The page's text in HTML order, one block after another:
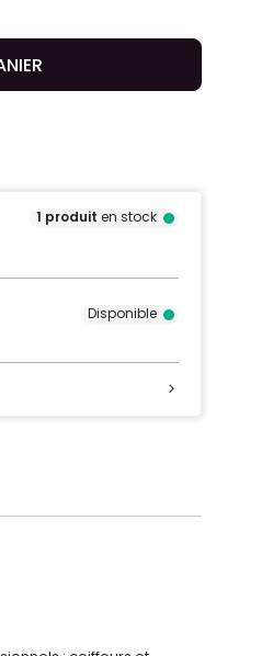
1 produit en stock
Disponible